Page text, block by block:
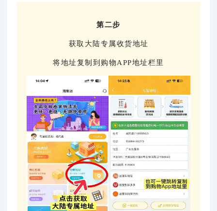
第二步
获取大陆专属收货地址
将地址复制到购物APP地址栏里